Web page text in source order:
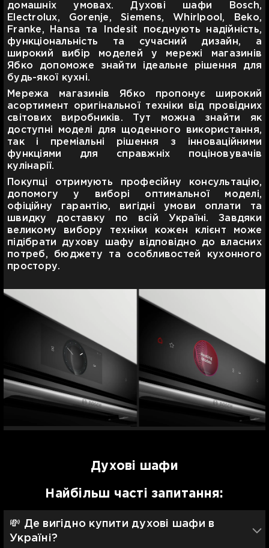
домашніх умовах. Духові шафи Bosch,
Electrolux, Gorenje, Siemens, Whirlpool, Beko,
Franke, Hansa та Indesit поєднують надійність,
функціональність та сучасний дизайн, а
широкий вибір моделей у мережі магазинів
Ябко допоможе знайти ідеальне рішення для
будь-якої кухні.
Мережа магазинів Ябко пропонує широкий
асортимент оригінальної техніки від провідних
світових виробників. Тут можна знайти як
доступні моделі для щоденного використання,
так і преміальні рішення з інноваційними
функціями для справжніх поціновувачів
кулінарії.
Покупці отримують професійну консультацію,
допомогу у виборі оптимальної моделі,
офіційну гарантію, вигідні умови оплати та
швидку доставку по всій Україні. Завдяки
великому вибору техніки кожен клієнт може
підібрати духову шафу відповідно до власних
потреб, бюджету та особливостей кухонного
простору.
Духові шафи
Найбільш часті запитання:
💸 Де вигідно купити духові шафи в
Україні?